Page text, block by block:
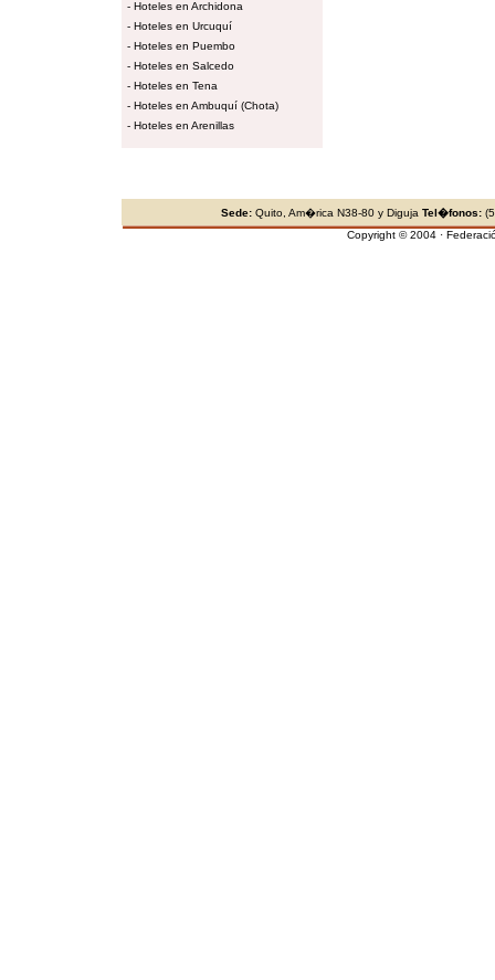
- Hoteles en Archidona
- Hoteles en Urcuquí
- Hoteles en Puembo
- Hoteles en Salcedo
- Hoteles en Tena
- Hoteles en Ambuquí (Chota)
- Hoteles en Arenillas
Sede: Quito, Am�rica N38-80 y Diguja Tel�fonos:
Copyright © 2004 ·